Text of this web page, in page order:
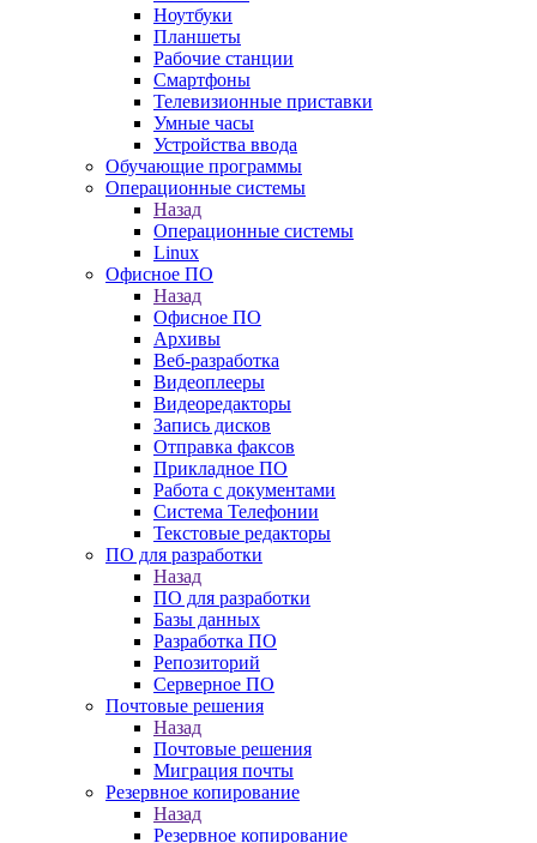
Ноутбуки
Планшеты
Рабочие станции
Смартфоны
Телевизионные приставки
Умные часы
Устройства ввода
Обучающие программы
Операционные системы
Назад
Операционные системы
Linux
Офисное ПО
Назад
Офисное ПО
Архивы
Веб-разработка
Видеоплееры
Видеоредакторы
Запись дисков
Отправка факсов
Прикладное ПО
Работа с документами
Система Телефонии
Текстовые редакторы
ПО для разработки
Назад
ПО для разработки
Базы данных
Разработка ПО
Репозиторий
Серверное ПО
Почтовые решения
Назад
Почтовые решения
Миграция почты
Резервное копирование
Назад
Резервное копирование